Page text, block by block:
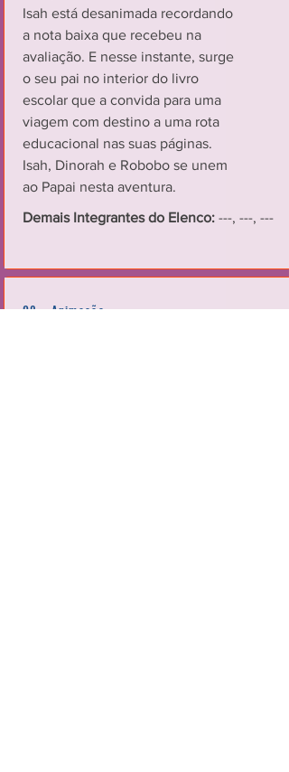
Isah está desanimada recordando
a nota baixa que recebeu na
avaliação. E nesse instante, surge
o seu pai no interior do livro
escolar que a convida para uma
viagem com destino a uma rota
educacional nas suas páginas.
Isah, Dinorah e Robobo se unem
ao Papai nesta aventura.
Demais Integrantes do Elenco: ---, ---, ---
08 - Animação